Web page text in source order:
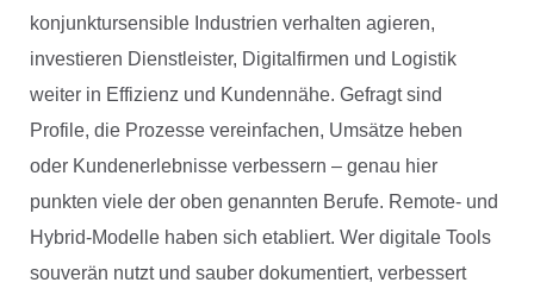
konjunktursensible Industrien verhalten agieren,
investieren Dienstleister, Digitalfirmen und Logistik
weiter in Effizienz und Kundennähe. Gefragt sind
Profile, die Prozesse vereinfachen, Umsätze heben
oder Kundenerlebnisse verbessern – genau hier
punkten viele der oben genannten Berufe. Remote- und
Hybrid-Modelle haben sich etabliert. Wer digitale Tools
souverän nutzt und sauber dokumentiert, verbessert